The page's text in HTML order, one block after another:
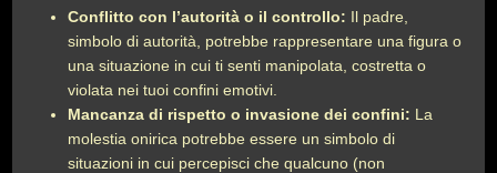
Conflitto con l’autorità o il controllo: Il padre,
simbolo di autorità, potrebbe rappresentare una figura o
una situazione in cui ti senti manipolata, costretta o
violata nei tuoi confini emotivi.
Mancanza di rispetto o invasione dei confini: La
molestia onirica potrebbe essere un simbolo di
situazioni in cui percepisci che qualcuno (non